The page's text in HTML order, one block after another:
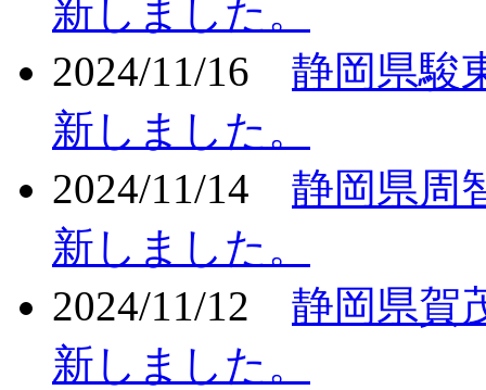
新しました。
2024/11/16
静岡県駿
新しました。
2024/11/14
静岡県周
新しました。
2024/11/12
静岡県賀
新しました。